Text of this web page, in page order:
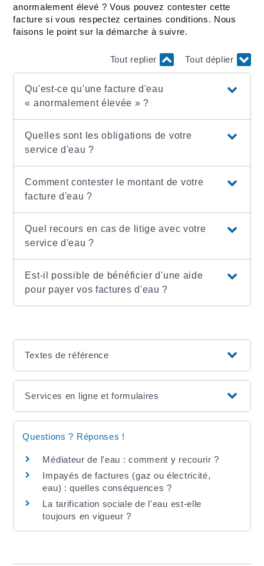
anormalement élevé ? Vous pouvez contester cette
facture si vous respectez certaines conditions. Nous
faisons le point sur la démarche à suivre.
Tout replier Tout déplier
Qu'est-ce qu'une facture d'eau
« anormalement élevée » ?
Quelles sont les obligations de votre
service d'eau ?
Comment contester le montant de votre
facture d'eau ?
Quel recours en cas de litige avec votre
service d'eau ?
Est-il possible de bénéficier d'une aide
pour payer vos factures d'eau ?
Textes de référence
Services en ligne et formulaires
Questions ? Réponses !
Médiateur de l'eau : comment y recourir ?
Impayés de factures (gaz ou électricité,
eau) : quelles conséquences ?
La tarification sociale de l'eau est-elle
toujours en vigueur ?